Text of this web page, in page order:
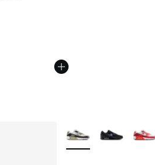
Meer kleuren